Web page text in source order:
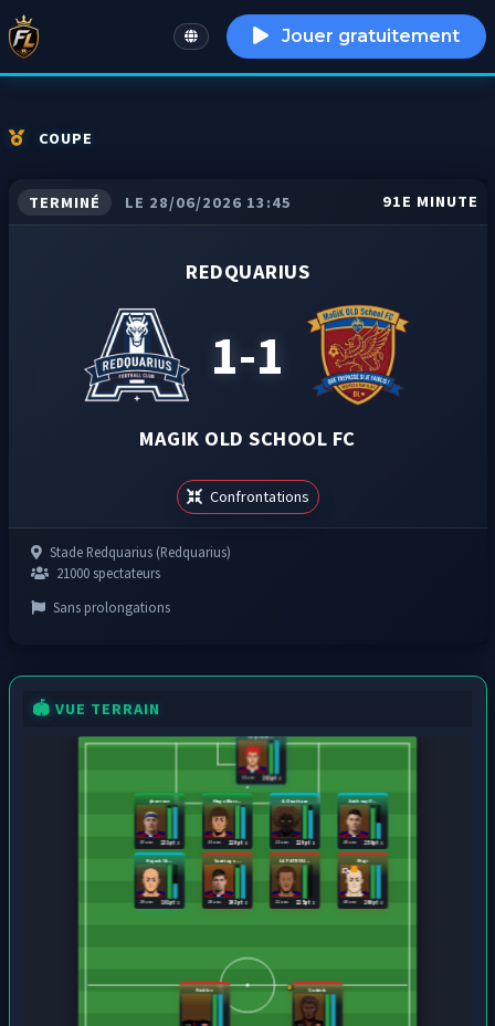
English Jouer gratuitement
COUPE
TERMINÉ LE 28/06/2026 13:45 91E MINUTE
REDQUARIUS
1-1
MAGIK OLD SCHOOL FC
Confrontations
Stade Redquarius (Redquarius)
21000 spectateurs
Sans prolongations
🏟️ VUE TERRAIN
261 pts
21 ans
pleureuse
233 pts
25 ans
Hugo Marc...
220 pts
23 ans
A. Ouattara
220 pts
21 ans
Anthony O...
256 pts
20 ans
Rajack Ch...
191 pts
20 ans
Santiago ...
303 pts
20 ans
LA PATROU...
225 pts
22 ans
Maji
260 pts
20 ans
Kicklee Endrick